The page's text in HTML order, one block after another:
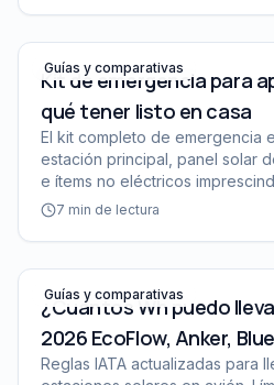
Kit de emergencia para
Guías y comparativas
Kit de emergencia para
qué tener listo en casa
El kit completo de emergencia
estación principal, panel solar
e ítems no eléctricos
7 min de lectura
¿Cuántos Wh puedo llevar
Guías y comparativas
¿Cuántos Wh puedo
2026 EcoFlow, Anker,
Reglas IATA actualizadas para